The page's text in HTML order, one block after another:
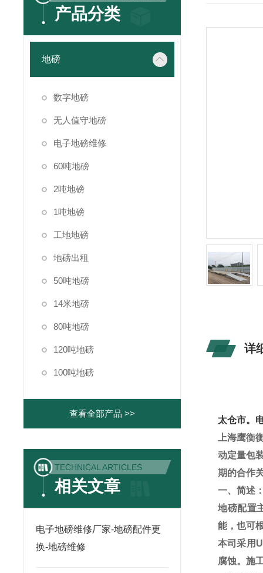
产品分类
地磅
数字地磅
无人值守地磅
电子地磅维修
60吨地磅
2吨地磅
1吨地磅
工地地磅
地磅出租
50吨地磅
14米地磅
80吨地磅
120吨地磅
100吨地磅
查看全部产品 >>
TECHNICAL ARTICLES
相关文章
电子地磅维修厂家-地磅配件更
换-地磅维修
详
太仓市。
上海鹰衡
动定量包
期的合作
一、简述
地磅配置
能，也可
本司采用 U
腐蚀。施